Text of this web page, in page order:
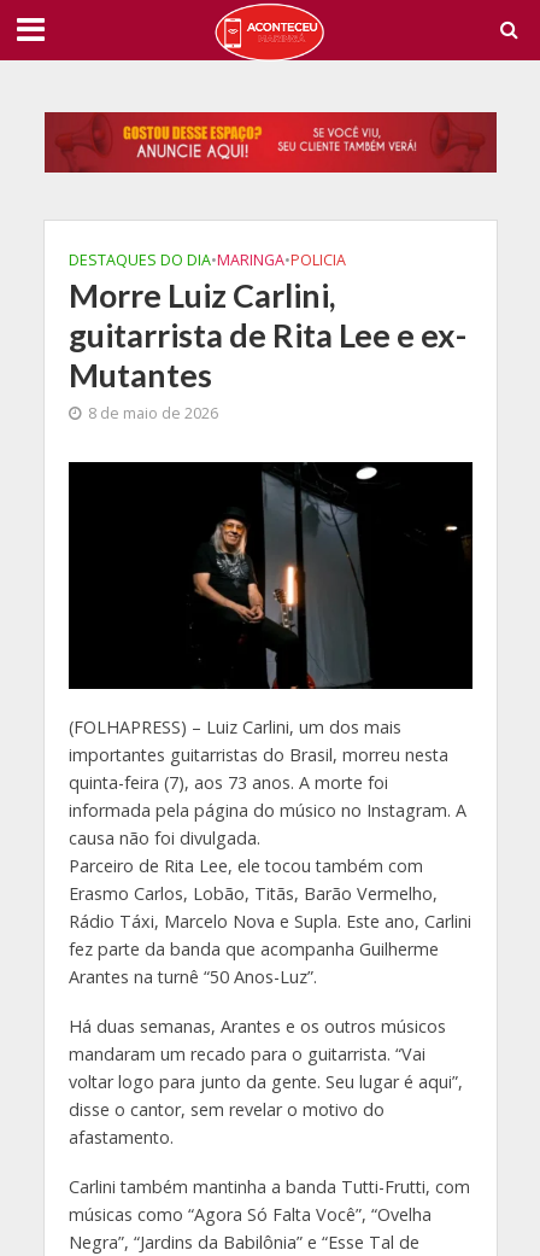
DESTAQUES DO DIA•MARINGA•POLICIA
Morre Luiz Carlini,
guitarrista de Rita Lee e ex-
Mutantes
8 de maio de 2026
(FOLHAPRESS) – Luiz Carlini, um dos mais
importantes guitarristas do Brasil, morreu nesta
quinta-feira (7), aos 73 anos. A morte foi
informada pela página do músico no Instagram. A
causa não foi divulgada.
Parceiro de Rita Lee, ele tocou também com
Erasmo Carlos, Lobão, Titãs, Barão Vermelho,
Rádio Táxi, Marcelo Nova e Supla. Este ano, Carlini
fez parte da banda que acompanha Guilherme
Arantes na turnê “50 Anos-Luz”.
Há duas semanas, Arantes e os outros músicos
mandaram um recado para o guitarrista. “Vai
voltar logo para junto da gente. Seu lugar é aqui”,
disse o cantor, sem revelar o motivo do
afastamento.
Carlini também mantinha a banda Tutti-Frutti, com
músicas como “Agora Só Falta Você”, “Ovelha
Negra”, “Jardins da Babilônia” e “Esse Tal de